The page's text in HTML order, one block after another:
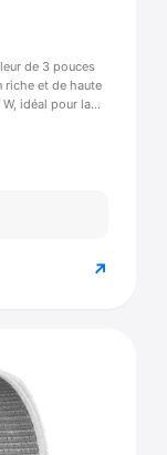
de 3 pouces
riche et de haute
idéal pour la
↗